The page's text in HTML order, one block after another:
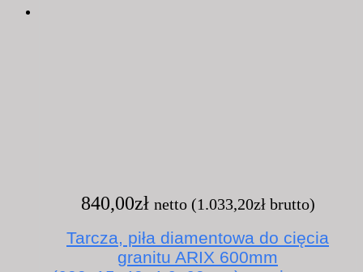
840,00zł netto (1.033,20złbrutto)
Tarcza, piła diamentowa do cięcia
granitu ARIX 600mm